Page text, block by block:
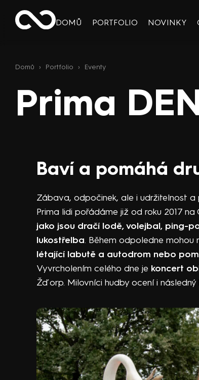
DOMŮ PORTFOLIO NOVINKY
Domů › Portfolio › Eventy
Prima
Baví a pomáhá
Zábava, odpočinek, ale i udržitelnost a
Prima lidi pořádáme již od roku 2017
jako jsou dračí lodě, volejbal, ping-
lukostřelba. Během odpoledne mohou
létající labutě a autodrom nebo
Vyvrcholením celého dne je koncert
Žďorp. Milovníci hudby ocení i následný